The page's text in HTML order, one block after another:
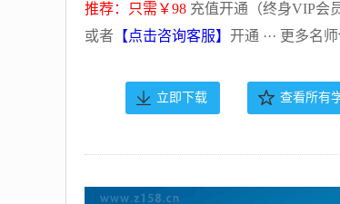
推荐：只需￥98 充值开通（终身VIP会
或者 【点击咨询客服】 开通 ··· 更多名师
立即下载 查看所有